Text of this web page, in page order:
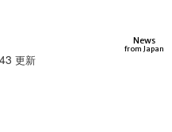
News
from Japan
更新